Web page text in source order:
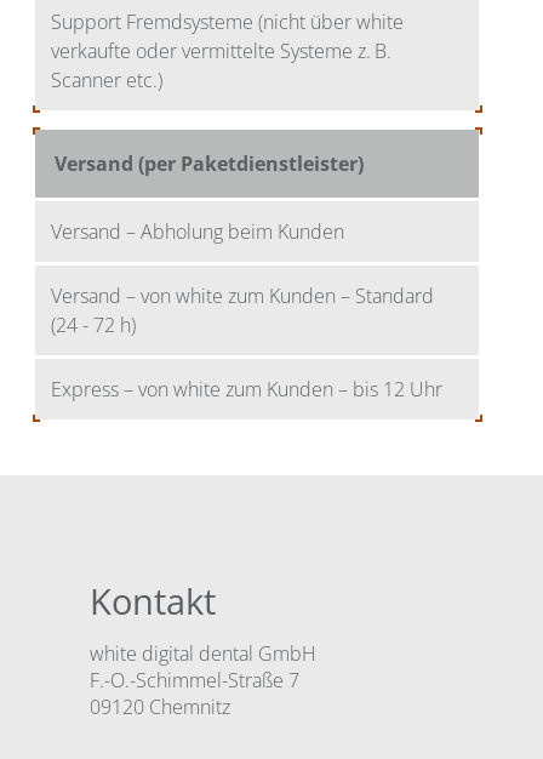
Support Fremdsysteme (nicht über white
verkaufte oder vermittelte Systeme z. B.
Scanner etc.)
Versand (per Paketdienstleister)
Versand – Abholung beim Kunden
Versand – von white zum Kunden – Standard
(24 - 72 h)
Express – von white zum Kunden – bis 12 Uhr
Kontakt
white digital dental GmbH
F.-O.-Schimmel-Straße 7
09120 Chemnitz